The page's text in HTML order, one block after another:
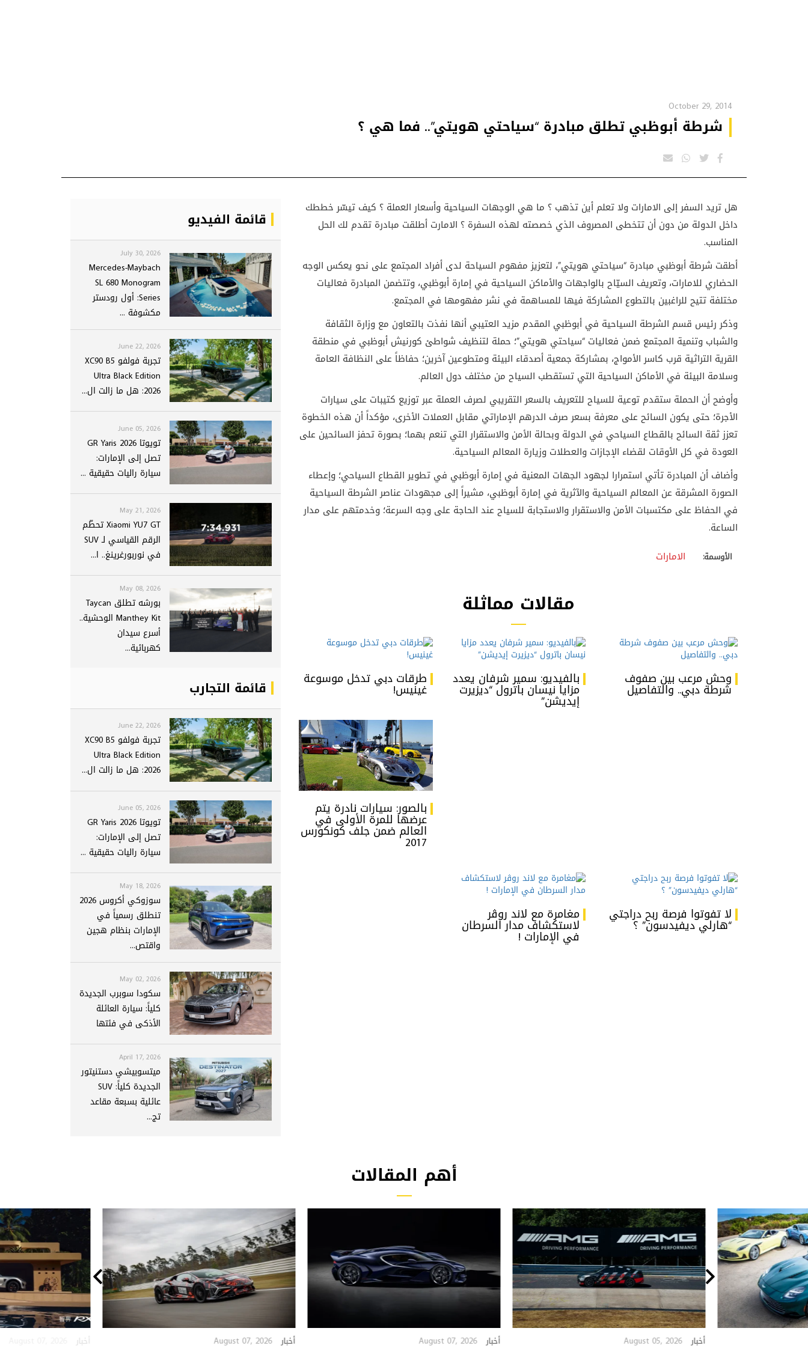
October 29, 2014
شرطة أبوظبي تطلق مبادرة “سياحتي هويتي”.. فما هي ؟
هل تريد السفر إلى الامارات ولا تعلم أين تذهب ؟ ما هي الوجهات السياحية وأسعار العملة ؟ كيف تيسّر خططك
داخل الدولة من دون أن تتخطى المصروف الذي خصصته لهذه السفرة ؟ الامارت أطلقت مبادرة تقدم لك الحل
المناسب.
أطقت شرطة أبوظبي مبادرة “سياحتي هويتي”، لتعزيز مفهوم السياحة لدى أفراد المجتمع على نحو يعكس الوجه
الحضاري للامارات، وتعريف السيّاح بالواجهات والأماكن السياحية في إمارة أبوظبي، وتتضمن المبادرة فعاليات
مختلفة تتيح للراغبين بالتطوع المشاركة فيها للمساهمة في نشر مفهومها في المجتمع.
وذكر رئيس قسم الشرطة السياحية في أبوظبي المقدم مزيد العتيبي أنها نفذت بالتعاون مع وزارة الثقافة
والشباب وتنمية المجتمع ضمن فعاليات “سياحتي هويتي”؛ حملة لتنظيف شواطئ كورنيش أبوظبي في منطقة
القرية التراثية قرب كاسر الأمواج، بمشاركة جمعية أصدقاء البيئة ومتطوعين آخرين؛ حفاظاً على النظافة العامة
وسلامة البيئة في الأماكن السياحية التي تستقطب السياح من مختلف دول العالم.
وأوضح أن الحملة ستقدم توعية للسياح للتعريف بالسعر التقريبي لصرف العملة عبر توزيع كتيبات على سيارات
الأجرة؛ حتى يكون السائح على معرفة بسعر صرف الدرهم الإماراتي مقابل العملات الأخرى، مؤكداً أن هذه الخطوة
تعزز ثقة السائح بالقطاع السياحي في الدولة وبحالة الأمن والاستقرار التي تنعم بهما؛ بصورة تحفز السائحين على
العودة في كل الأوقات لقضاء الإجازات والعطلات وزيارة المعالم السياحية.
وأضاف أن المبادرة تأتي استمرارا لجهود الجهات المعنية في إمارة أبوظبي في تطوير القطاع السياحي؛ وإعطاء
الصورة المشرقة عن المعالم السياحية والآثرية في إمارة أبوظبي، مشيراً إلى مجهودات عناصر الشرطة السياحية
في الحفاظ على مكتسبات الأمن والاستقرار والاستجابة للسياح عند الحاجة على وجه السرعة؛ وخدمتهم على مدار
الساعة.
الأوسمة: الامارات
مقالات مماثلة
وحش مرعب بين صفوف
شرطة دبي.. والتفاصيل
بالفيديو: سمير شرفان يعدد
مزايا نيسان باترول “ديزيرت
إيديشن”
طرقات دبي تدخل موسوعة
غينيس!
بالصور: سيارات نادرة يتم
عرضها للمرة الأولى في
العالم ضمن جلف كونكورس
2017
لا تفوتوا فرصة ربح دراجتي
“هارلي ديفيدسون” ؟
مغامرة مع لاند روڤر
لاستكشاف مدار السرطان
في الإمارات !
قائمة الفيديو
July 30, 2026
Mercedes-Maybach
SL 680 Monogram
Series: أول رودستر
مكشوفة ...
June 22, 2026
تجربة فولفو XC90 B5
Ultra Black Edition
2026: هل ما زالت ال...
June 05, 2026
تويوتا GR Yaris 2026
تصل إلى الإمارات:
سيارة راليات حقيقية ...
May 21, 2026
Xiaomi YU7 GT تحطّم
الرقم القياسي لـ SUV
في نوربورغرينغ.. ا...
May 08, 2026
بورشه تطلق Taycan
Manthey Kit الوحشية..
أسرع سيدان
كهربائية...
قائمة التجارب
June 22, 2026
تجربة فولفو XC90 B5
Ultra Black Edition
2026: هل ما زالت ال...
June 05, 2026
تويوتا GR Yaris 2026
تصل إلى الإمارات:
سيارة راليات حقيقية ...
May 18, 2026
سوزوكي أكروس 2026
تنطلق رسمياً في
الإمارات بنظام هجين
واقتص...
May 02, 2026
سكودا سوبرب الجديدة
كلياً: سيارة العائلة
الأذكى في فئتها
April 17, 2026
ميتسوبيشي دستنيتور
الجديدة كلياً: SUV
عائلية بسبعة مقاعد
تج...
أهم المقالات
أخبار August 05, 2026 أخبار August 07, 2026 أخبار August 07, 2026 أخبار